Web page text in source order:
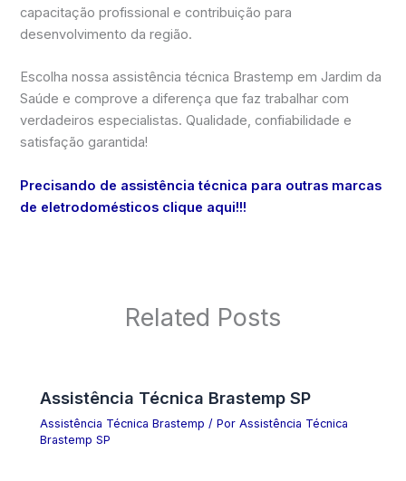
capacitação profissional e contribuição para
desenvolvimento da região.
Escolha nossa assistência técnica Brastemp em Jardim da
Saúde e comprove a diferença que faz trabalhar com
verdadeiros especialistas. Qualidade, confiabilidade e
satisfação garantida!
Precisando de assistência técnica para outras marcas
de eletrodomésticos clique aqui!!!
Related Posts
Assistência Técnica Brastemp SP
Assistência Técnica Brastemp / PorAssistência Técnica
Brastemp SP